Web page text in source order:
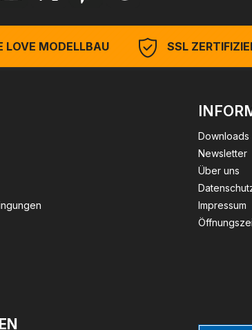
LOVE MODELLBAU SSL
Downloads
Newsletter
Über uns
Impressum